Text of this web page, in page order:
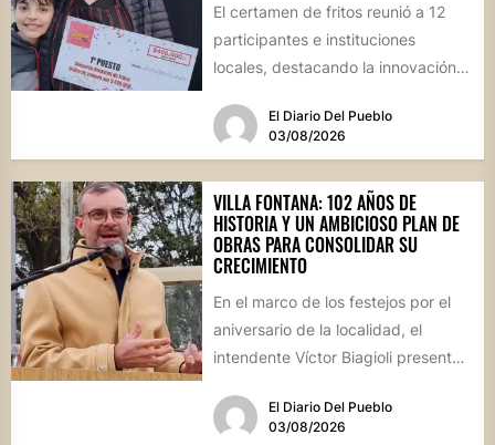
El certamen de fritos reunió a 12
participantes e instituciones
locales, destacando la innovación
El Diario Del Pueblo
03/08/2026
VILLA FONTANA: 102 AÑOS DE
HISTORIA Y UN AMBICIOSO PLAN DE
OBRAS PARA CONSOLIDAR SU
CRECIMIENTO
En el marco de los festejos por el
aniversario de la localidad, el
intendente Víctor Biagioli presentó
El Diario Del Pueblo
03/08/2026